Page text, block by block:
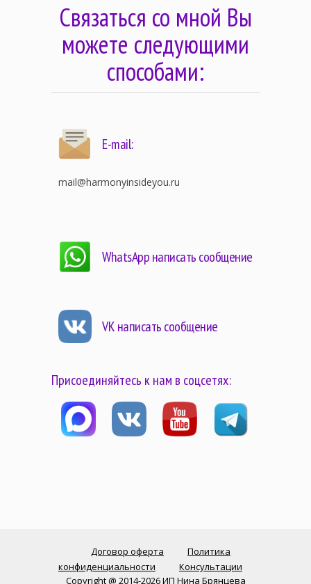
Связаться со мной Вы
можете следующими
способами:
E-mail:
mail@harmonyinsideyou.ru
WhatsApp написать сообщение
VK написать сообщение
Присоединяйтесь к нам в соцсетях:
Договор оферта
Политика
конфиденциальности
Консультации
Copyright @ 2014-2026 ИП Нина Брянцева